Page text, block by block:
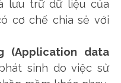
lưu trữ dữ liệu của
cơ chế chia sẻ với
(Application data
sinh do việc sử